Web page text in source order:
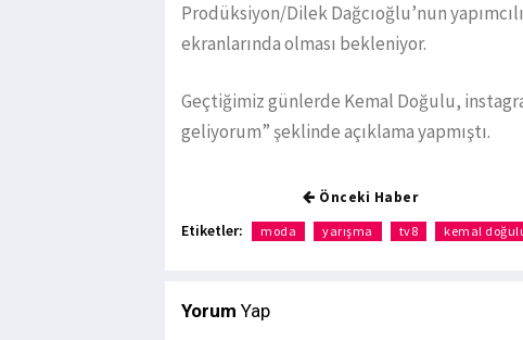
Prodüksiyon/Dilek Dağcıoğlu’nun
ekranlarında olması bekleniyor.
Geçtiğimiz günlerde Kemal Doğulu,
geliyorum” şeklinde açıklama yapmıştı.
Önceki Haber
Etiketler: moda yarışma tv8 kemal
Yorum Yap